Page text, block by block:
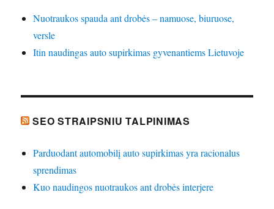
Nuotraukos spauda ant drobės – namuose, biuruose,
versle
Itin naudingas auto supirkimas gyvenantiems Lietuvoje
SEO STRAIPSNIU TALPINIMAS
Parduodant automobilį auto supirkimas yra racionalus
sprendimas
Kuo naudingos nuotraukos ant drobės interjere